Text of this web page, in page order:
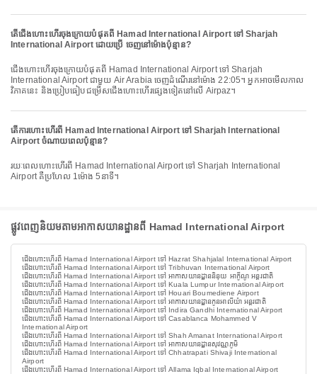
តើជើងហោះហើរចុងក្រោយបំផុតពី Hamad International Airport ទៅ Sharjah
International Airport ដោយប្រើ ចេញនៅម៉ោងប៉ុន្មាន?
ជើងហោះហើរចុងក្រោយបំផុតពី Hamad International Airport ទៅ Sharjah
International Airport ជាមួយ Air Arabia ចេញដំណើរនៅម៉ោង 22:05។ អ្នកអាចមើលកាល
វិភាគនេះ និងប្រៀបធៀបជម្រើសជើងហោះហើរផ្សេងទៀតនៅលើ Airpaz។
តើការហោះហើរពី Hamad International Airport ទៅ Sharjah International
Airport ចំណាយពេលប៉ុន្មាន?
រយៈពេលហោះហើរពី Hamad International Airport ទៅ Sharjah International
Airport គឺប្រហែល 1ម៉ោង 5នាទី។
ផ្លូវពេញនិយមតាមអាកាសយានដ្ឋានពី Hamad International Airport
ជើងហោះហើរពី Hamad International Airport ទៅ Hazrat Shahjalal International Airport
ជើងហោះហើរពី Hamad International Airport ទៅ Tribhuvan International Airport
ជើងហោះហើរពី Hamad International Airport ទៅ អាកាសយានដ្ឋាននិនុយ អាកូីណូ អន្តរជាតិ
ជើងហោះហើរពី Hamad International Airport ទៅ Kuala Lumpur International Airport
ជើងហោះហើរពី Hamad International Airport ទៅ Houari Boumediene Airport
ជើងហោះហើរពី Hamad International Airport ទៅ អាកាសយានដ្ឋានកូនអាលីយ៉ា អន្តរជាតិ
ជើងហោះហើរពី Hamad International Airport ទៅ Indira Gandhi International Airport
ជើងហោះហើរពី Hamad International Airport ទៅ Casablanca Mohammed V
International Airport
ជើងហោះហើរពី Hamad International Airport ទៅ Shah Amanat International Airport
ជើងហោះហើរពី Hamad International Airport ទៅ អាកាសយានដ្ឋានសុវណ្ណភូមិ
ជើងហោះហើរពី Hamad International Airport ទៅ Chhatrapati Shivaji International
Airport
ជើងហោះហើរពី Hamad International Airport ទៅ Allama Iqbal International Airport